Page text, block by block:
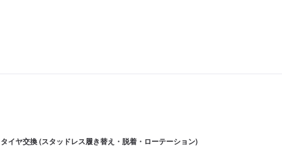
イヤ交換 (スタッドレス履き替え・脱着・ローテーション)